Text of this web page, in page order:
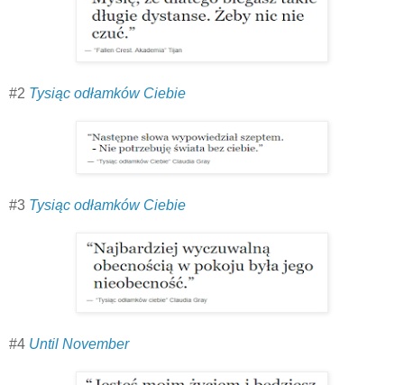
#2 Tysiąc odłamków Ciebie
#3 Tysiąc odłamków Ciebie
#4 Until November